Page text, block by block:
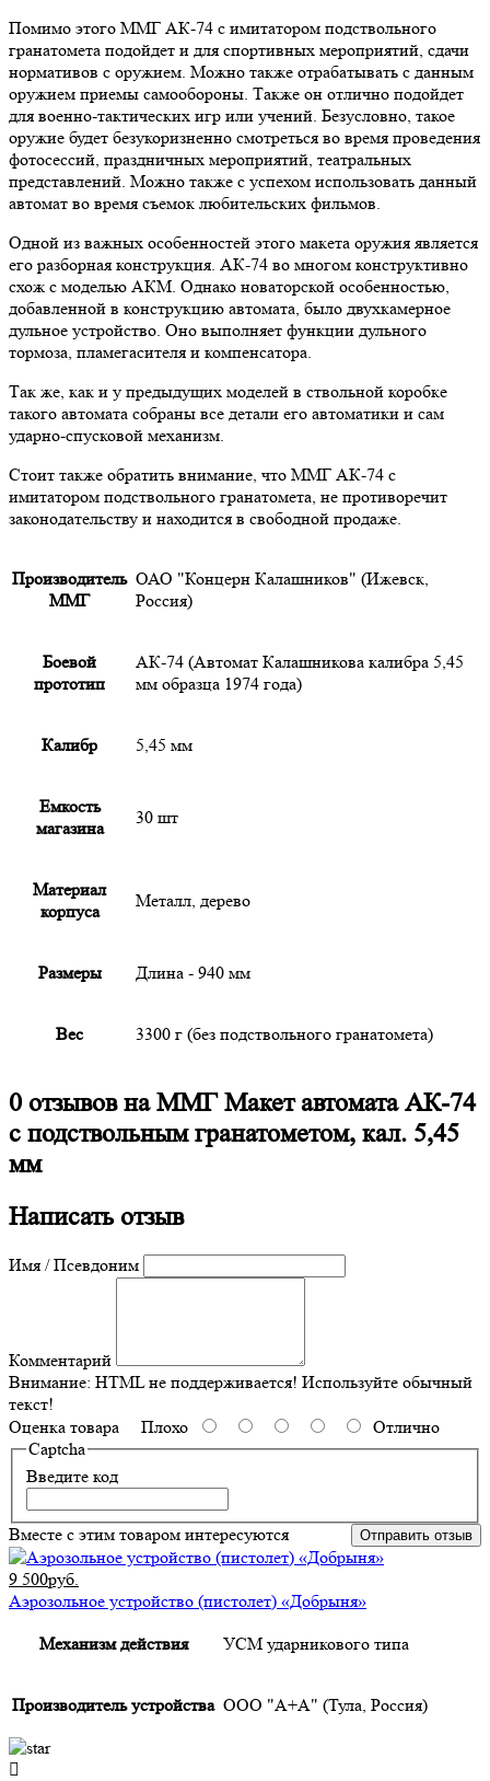
Помимо этого ММГ АК-74 с имитатором подствольного
гранатомета подойдет и для спортивных мероприятий, сдачи
нормативов с оружием. Можно также отрабатывать с данным
оружием приемы самообороны. Также он отлично подойдет
для военно-тактических игр или учений. Безусловно, такое
оружие будет безукоризненно смотреться во время проведения
фотосессий, праздничных мероприятий, театральных
представлений. Можно также с успехом использовать данный
автомат во время съемок любительских фильмов.
Одной из важных особенностей этого макета оружия является
его разборная конструкция. АК-74 во многом конструктивно
схож с моделью АКМ. Однако новаторской особенностью,
добавленной в конструкцию автомата, было двухкамерное
дульное устройство. Оно выполняет функции дульного
тормоза, пламегасителя и компенсатора.
Так же, как и у предыдущих моделей в ствольной коробке
такого автомата собраны все детали его автоматики и сам
ударно-спусковой механизм.
Стоит также обратить внимание, что ММГ АК-74 с
имитатором подствольного гранатомета, не противоречит
законодательству и находится в свободной продаже.
Производитель
ММГ
ОАО "Концерн Калашников" (Ижевск,
Россия)
Боевой
прототип
АК-74 (Автомат Калашникова калибра 5,45
мм образца 1974 года)
Калибр 5,45 мм
Емкость
магазина
30 шт
Материал
корпуса
Металл, дерево
Размеры Длина - 940 мм
Вес 3300 г (без подствольного гранатомета)
0 отзывов наММГ Макет автомата АК-74
с подствольным гранатометом, кал. 5,45
мм
Написать отзыв
Имя / Псевдоним
Комментарий
Внимание: HTML не поддерживается! Используйте обычный
текст!
Оценка товара Плохо
Отлично
Captcha
Введите код
Отправить отзыв
Вместе с этим товаром интересуются
9 500руб.
Аэрозольное устройство (пистолет) «Добрыня»
Механизм действия УСМ ударникового типа
Производитель устройства ООО "А+А" (Тула, Россия)